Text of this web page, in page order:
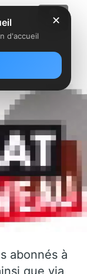
abonnés à
que via
✕
d'accueil